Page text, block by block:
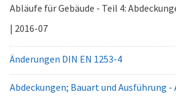
Abläufe für Gebäude - Teil 4:
| 2016-07
Änderungen DIN EN 1253-4
Abdeckungen; Bauart und Ausführung -